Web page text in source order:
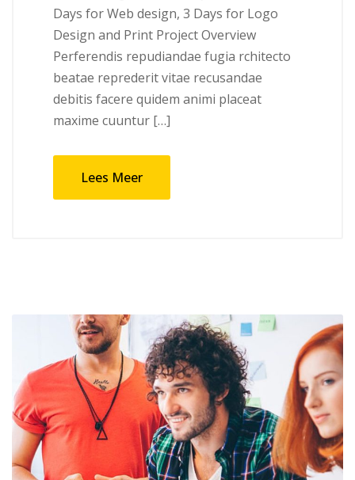
Days for Web design, 3 Days for Logo
Design and Print Project Overview
Perferendis repudiandae fugia rchitecto
beatae reprederit vitae recusandae
debitis facere quidem animi placeat
maxime cuuntur […]
Lees Meer